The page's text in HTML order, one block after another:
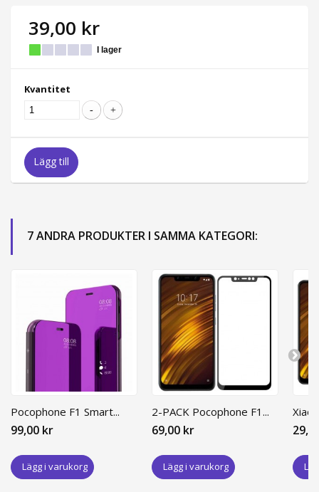
39,00 kr
I lager
Kvantitet
Lägg till
7 ANDRA PRODUKTER I SAMMA KATEGORI:
Pocophone F1 Smart...
99,00 kr
Lägg i varukorg
2-PACK Pocophone F1...
69,00 kr
Lägg i varukorg